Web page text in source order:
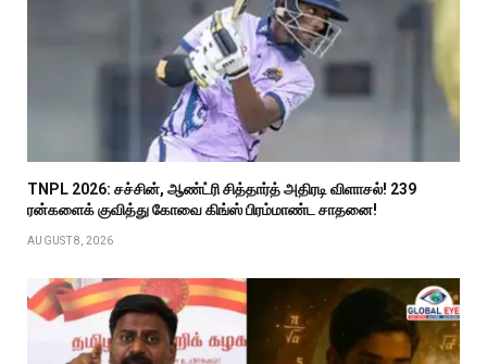
TNPL 2026: சச்சின், ஆண்ட்ரி சித்தார்த் அதிரடி விளாசல்! 239
ரன்களைக் குவித்து கோவை கிங்ஸ் பிரம்மாண்ட சாதனை!
AUGUST 8, 2026